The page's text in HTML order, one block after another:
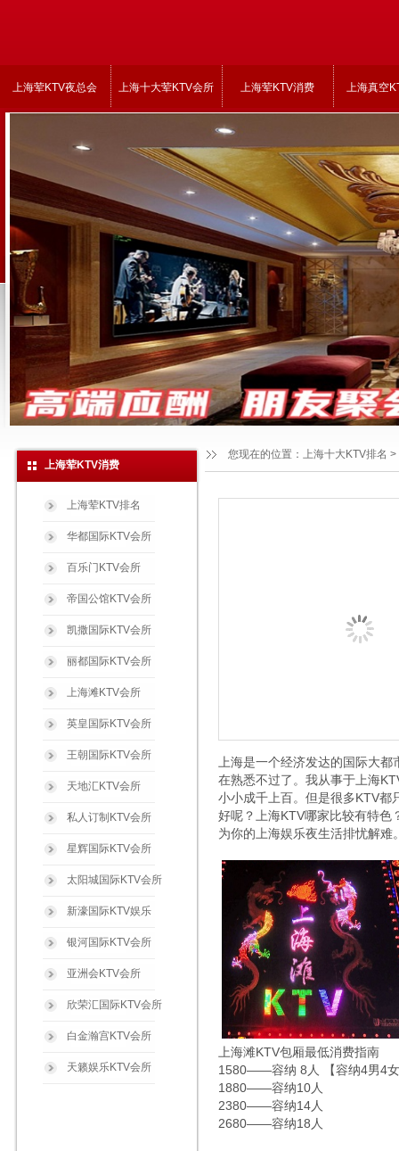
上海荤KTV夜总会 上海十大荤KTV会所 上海荤KTV消费 上海真空
上海荤KTV消费
上海荤KTV排名
华都国际KTV会所
百乐门KTV会所
帝国公馆KTV会所
凯撒国际KTV会所
丽都国际KTV会所
上海滩KTV会所
英皇国际KTV会所
王朝国际KTV会所
天地汇KTV会所
私人订制KTV会所
星辉国际KTV会所
太阳城国际KTV会所
新濠国际KTV娱乐
银河国际KTV会所
亚洲会KTV会所
欣荣汇国际KTV会所
白金瀚宫KTV会所
天籁娱乐KTV会所
您现在的位置： 上海十大KTV排名 >
上海是一个经济发达的国际大
在熟悉不过了。我从事于上海
小小成千上百。但是很多KTV都
好呢？上海KTV哪家比较有特
为你的上海娱乐夜生活排忧解难
上海滩KTV包厢最低消费指南
1580——容纳 8人 【容纳4男4
1880——容纳10人
2380——容纳14人
2680——容纳18人